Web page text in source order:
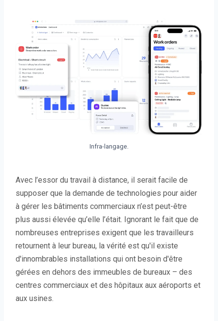
Infra-langage.
Avec l’essor du travail à distance, il serait facile de
supposer que la demande de technologies pour aider
à gérer les bâtiments commerciaux n’est peut-être
plus aussi élevée qu’elle l’était. Ignorant le fait que de
nombreuses entreprises exigent que les travailleurs
retournent à leur bureau, la vérité est qu'il existe
d'innombrables installations qui ont besoin d'être
gérées en dehors des immeubles de bureaux – des
centres commerciaux et des hôpitaux aux aéroports et
aux usines.